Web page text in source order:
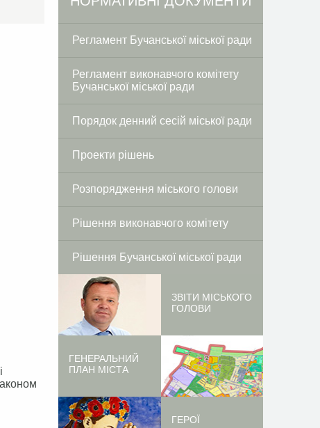
Регламент Бучанської міської ради
Регламент виконавчого комітету
Бучанської міської ради
Порядок денний сесій міської ради
Проекти рішень
Розпорядження міського голови
Рішення виконавчого комітету
Рішення Бучанської міської ради
ЗВІТИ МІСЬКОГО
ГОЛОВИ
ГЕНЕРАЛЬНИЙ
ПЛАН МІСТА
ГЕРОЇ